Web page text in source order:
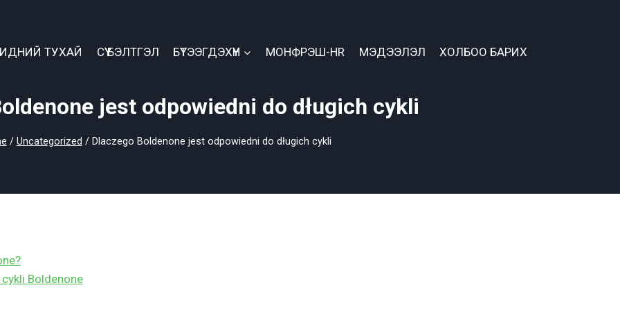
ТУХАЙ СҮҮ БЭЛТГЭЛ БҮТЭЭГДЭХҮҮН МОНФРЭШ-HR МЭДЭЭЛЭЛ ХОЛБОО БАРИХ
jest odpowiedni do długich cykli
/ Uncategorized / Dlaczego Boldenone jest odpowiedni do długich cykli
Boldenone